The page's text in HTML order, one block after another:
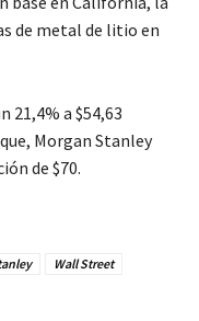
de metal de litio en
21,4% a $54,63
Morgan Stanley
de $70.
Wall Street